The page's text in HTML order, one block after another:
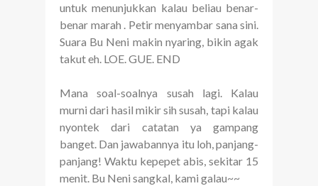
untuk menunjukkan kalau beliau benar-
benar marah . Petir menyambar sana sini.
Suara Bu Neni makin nyaring, bikin agak
takut eh. LOE. GUE. END
Mana soal-soalnya susah lagi. Kalau
murni dari hasil mikir sih susah, tapi kalau
nyontek dari catatan ya gampang
banget. Dan jawabannya itu loh, panjang-
panjang! Waktu kepepet abis, sekitar 15
menit. Bu Neni sangkal, kami galau~~